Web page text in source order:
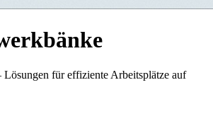
für effiziente Arbeitsplätze auf